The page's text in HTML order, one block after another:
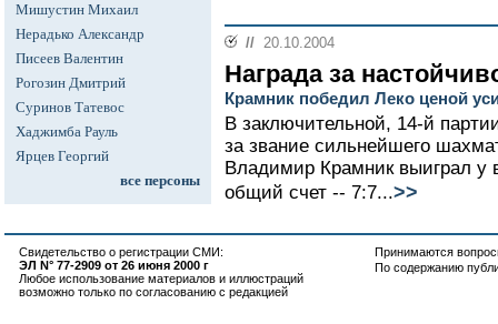
Мишустин Михаил
Нерадько Александр
Писеев Валентин
Рогозин Дмитрий
Суринов Татевос
Хаджимба Рауль
Ярцев Георгий
все персоны
// 20.10.2004
Награда за
Крамник победил Леко ценой
В заключительной, 14-й
за звание сильнейшего
Владимир Крамник выиграл у
общий счет -- 7:7...>>
Свидетельство о регистрации СМИ:
ЭЛ N° 77-2909 от 26 июня 2000 г
Любое использование материалов и иллюстраций
возможно только по согласованию с редакцией
Принимаются
По содержанию